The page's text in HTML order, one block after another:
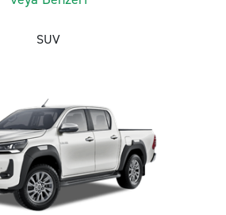
SUV